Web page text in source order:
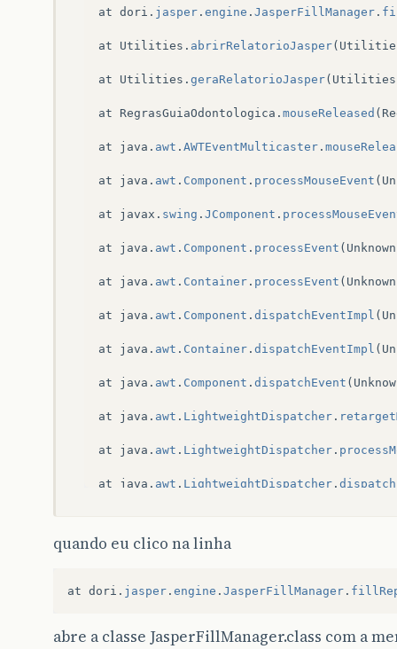
at dori . jasper . engine . JasperFillManager .
at Utilities . abrirRelatorioJasper(
at Utilities . geraRelatorioJasper( Utilities
at RegrasGuiaOdontologica . mouseReleased (
at java . awt . AWTEventMulticaster .
at java . awt . Component . processMouseEvent (
at javax . swing . JComponent .
at java . awt . Component . processEvent ( Unknown
at java . awt . Container . processEvent ( Unknown
at java . awt . Component . dispatchEventImpl (
at java . awt . Container . dispatchEventImpl (
at java . awt . Component . dispatchEvent (
at java . awt . LightweightDispatcher .
at java . awt . LightweightDispatcher .
at java . awt . LightweightDispatcher .
at java.awt.Window.
java Component dispatchEvent
quando eu clico na linha
at dori . jasper . engine . JasperFillManager .
abre a classe JasperFillManager.class com a